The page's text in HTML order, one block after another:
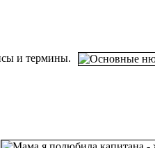
и термины.